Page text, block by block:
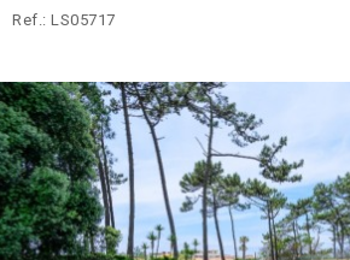
Ref.: LS05717